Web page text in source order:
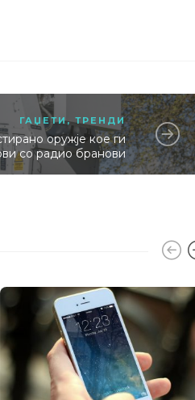
ГАЏЕТИ,ТРЕНДИ
оружје кое ги
со радио бранови